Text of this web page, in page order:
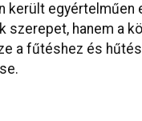
került egyértelműen
szerepet, hanem a
a fűtéshez és